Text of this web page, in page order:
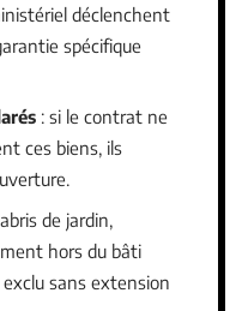
déclenchent
spécifique
: si le contrat ne
ces biens, ils
de jardin,
hors du bâti
sans extension